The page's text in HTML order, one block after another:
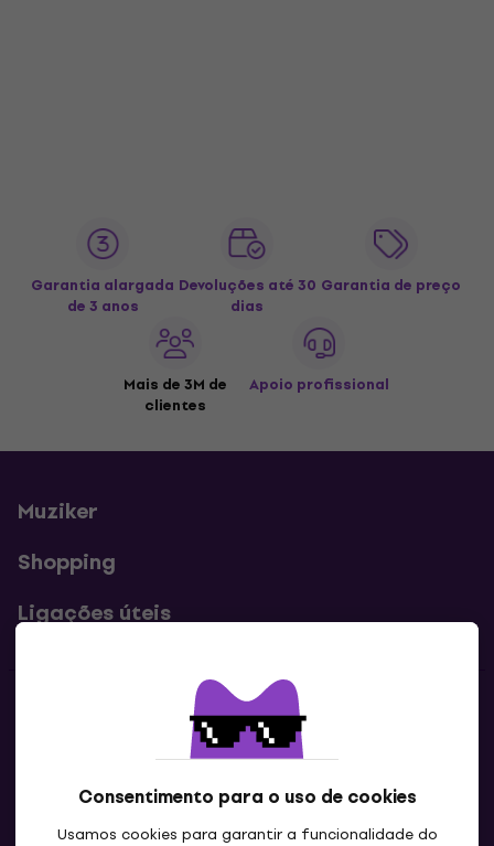
Consentimento para o uso de cookies
Usamos cookies para garantir a funcionalidade do
Garantia alargada
de 3 anos
Devoluções até 30
dias
Garantia de preço
Mais de 3M de
clientes
Apoio profissional
Muziker
Shopping
Ligações úteis
Contatos
Contacta-nos